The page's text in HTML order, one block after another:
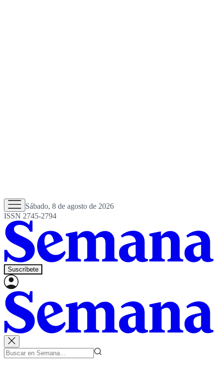
Sábado, 8 de agosto de 2026
ISSN 2745-2794
Suscríbete